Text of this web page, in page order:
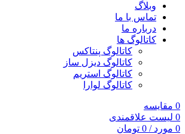
وبلاگ
تماس با ما
درباره ما
کاتالوگ ها
کاتالوگ پنتاکس
کاتالوگ دیزل ساز
کاتالوگ استریم
کاتالوگ لوارا
0 مقایسه
0 لیست علاقمندی
0 مورد /
0 تومان